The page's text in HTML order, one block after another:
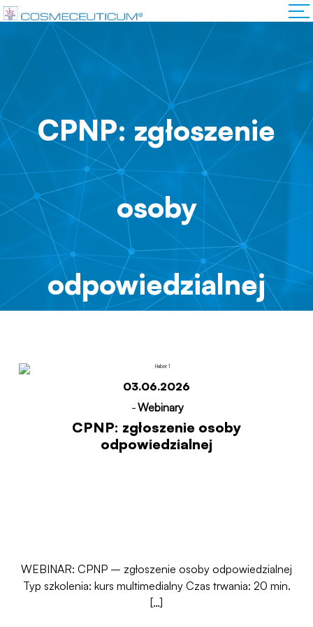
CPNP: zgłoszenie
osoby
odpowiedzialnej
03.06.2026
-Webinary
CPNP: zgłoszenie osoby
odpowiedzialnej
WEBINAR: CPNP – zgłoszenie osoby odpowiedzialnej
Typ szkolenia: kurs multimedialny Czas trwania: 20 min.
[…]